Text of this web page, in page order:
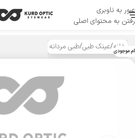
عبور به ناوبری
رفتن به محتوای اصلی
منو
خانه/عینک طبی/طبی مردانه موجودی